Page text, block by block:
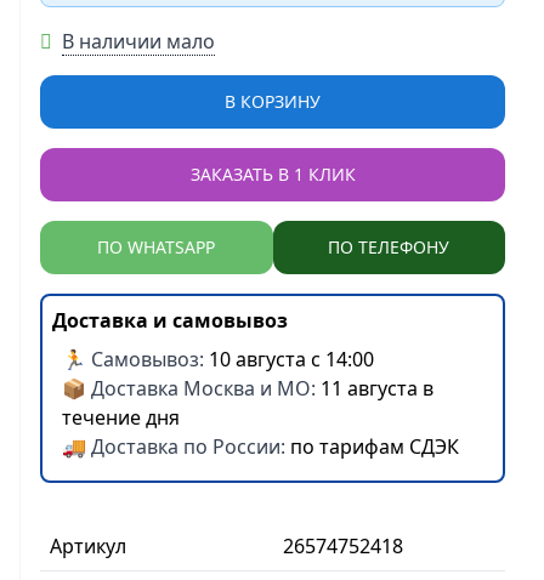
Артикул
26574752418
В наличии мало
В КОРЗИНУ
ЗАКАЗАТЬ В 1 КЛИК
ПО WHATSAPP ПО ТЕЛЕФОНУ
Доставка и самовывоз
🏃 Самовывоз: 10 августа с 14:00
📦 Доставка Москва и МО: 11 августа в
течение дня
🚚 Доставка по России: по тарифам СДЭК